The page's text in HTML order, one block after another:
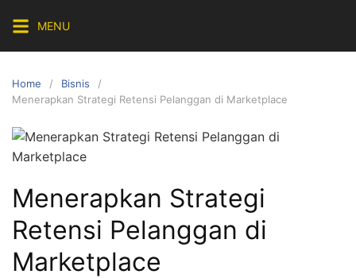
content
MENU
Home
Bisnis
Menerapkan Strategi Retensi Pelanggan di Marketplace
Menerapkan Strategi
Retensi Pelanggan di
Marketplace